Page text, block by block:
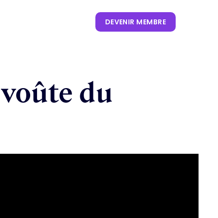
KEYNOTES
LIVRES BLANCS
OUVRAGES
CARTOGRAPHIE DES
DEVENIR MEMBRE
du